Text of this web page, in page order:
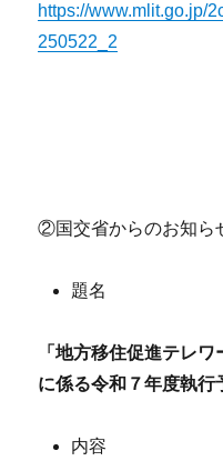
https://www.mlit.go.jp/
250522_2
②国交省からのお知ら
題名
「地方移住促進テレ
に係る令和７年度執行
内容